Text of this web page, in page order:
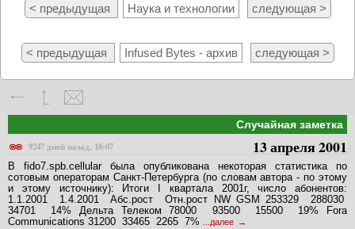
< предыдущая Наука и технологии следующая >
< предыдущая Infused Bytes - архив следующая >
Случайная заметка
9247 дней назад, 18:07
13 апреля 2001
В fido7.spb.cellular была опубликована некоторая статистика по
сотовым операторам Санкт-Петербурга (по словам автора - по этому
и этому источнику): Итоги I квартала 2001г, число абонентов:
1.1.2001 1.4.2001 Абс.рост Отн.рост NW GSM 253329 288030
34701 14% Дельта Телеком 78000 93500 15500 19% Fora
Communications 31200 33465 2265 7%
...далее